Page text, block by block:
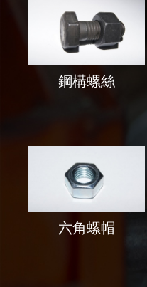
鋼構螺絲
六角螺帽